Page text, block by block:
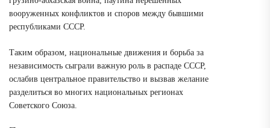
вооруженных конфликтов и споров между бывшими
республиками СССР.
Таким образом, национальные движения и борьба за
независимость сыграли важную роль в распаде СССР,
ослабив центральное правительство и вызвав желание
разделиться во многих национальных регионах
Советского Союза.